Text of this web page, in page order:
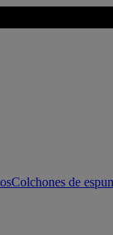
Colchones de